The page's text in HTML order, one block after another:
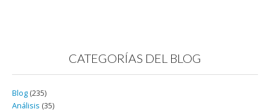
CATEGORÍAS DEL BLOG
Blog (235)
Análisis (35)